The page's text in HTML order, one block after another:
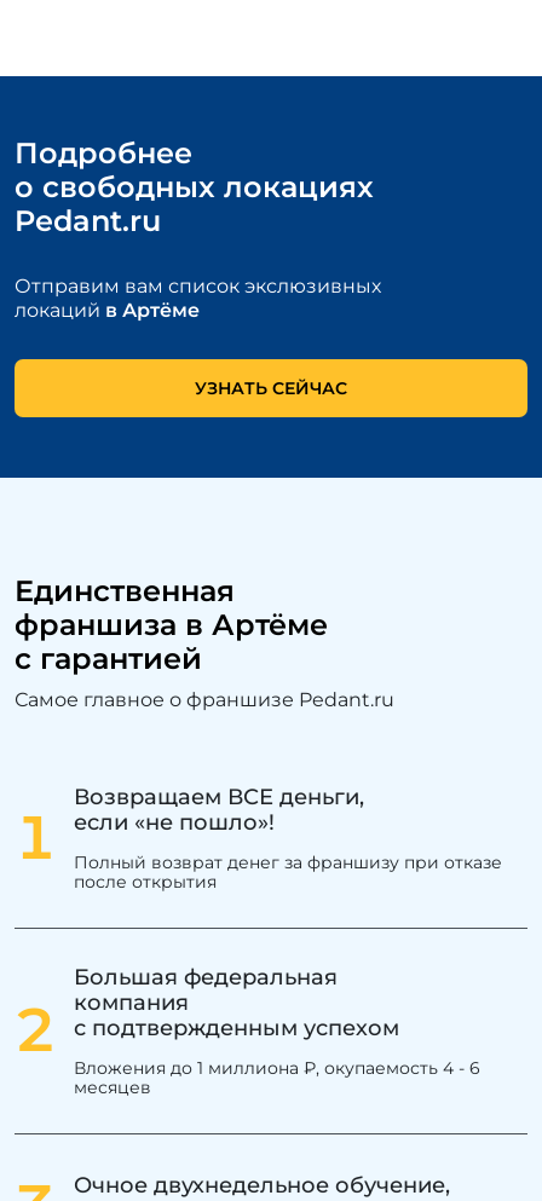
Подробнее
о свободных локациях
Pedant.ru
Отправим вам список экслюзивных
локаций в Артёме
УЗНАТЬ СЕЙЧАС
Единственная
франшиза в Артёме
с гарантией
Самое главное о франшизе Pedant.ru
1
Возвращаем ВСЕ деньги,
если «не пошло»!
Полный возврат денег за франшизу при отказе
после открытия
2
Большая федеральная
компания
с подтвержденным успехом
Вложения до 1 миллиона ₽, окупаемость 4 - 6
месяцев
Очное двухнедельное обучение,